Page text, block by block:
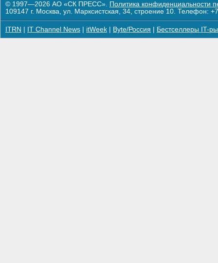
© 1997—2026 АО «СК ПРЕСС». Политика конфиденциальности
109147 г. Москва, ул. Марксистская, 34, строение 10. Телефон:
ITRN IT Channel News itWeek Byte/Россия Бестселлеры IT-